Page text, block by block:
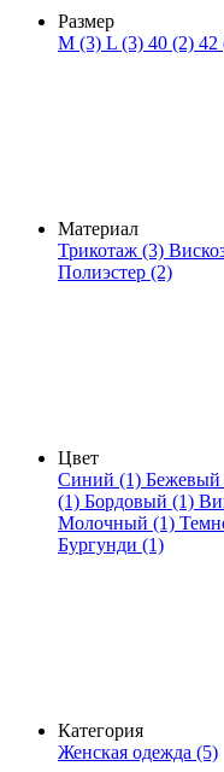
Размер
M (3) L (3) 40 (2) 42
Материал
Трикотаж (3)
Полиэстер (2)
Цвет
Синий (1) Бежевый
(1) Бордовый (1)
Молочный (1)
Бургунди (1)
Категория
Женская одежда (5)